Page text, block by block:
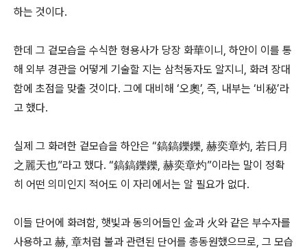
하는 것이다.
한데 그 겉모습을 수식한 형용사가 당장 화華이니, 하안이 이를 통
해 외부 경관을 어떻게 기술할 지는 삼척동자도 알지니, 화려 장대
함에 초점을 맞출 것이다. 그에 대비해 ‘오奧’, 즉, 내부는 ‘비秘’라
고 했다.
실제 그 화려한 겉모습을 하안은 “鎬鎬鑠鑠, 赫奕章灼, 若日月
之麗天也”라고 했다. “鎬鎬鑠鑠, 赫奕章灼”이라는 말이 정확
히 어떤 의미인지 적어도 이 자리에서는 알 필요가 없다.
이들 단어에 화려함, 햇빛과 동의어들인 金과 火와 같은 부수자를
사용하고 赫, 章처럼 불과 관련된 단어를 총동원했으므로, 그 모습